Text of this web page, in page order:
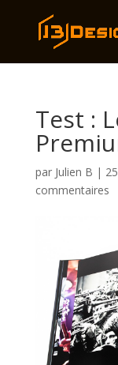
Test :
par Julien B |
commentaires